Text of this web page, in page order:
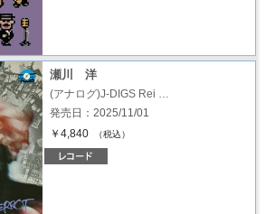
瀬川 洋
(アナログ)J-DIGS Rei …
発売日：2025/11/01
￥4,840
（税込）